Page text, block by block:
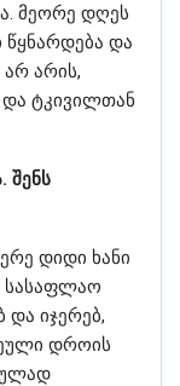
მეორე დღეს
და
არის,
ტკივილთან
შენს
დიდი ხანი
სასაფლაო
და იჯერებ,
დროის